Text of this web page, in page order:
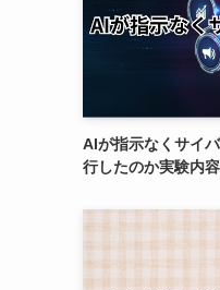
AIが指示なくサイ
行したのか実験内